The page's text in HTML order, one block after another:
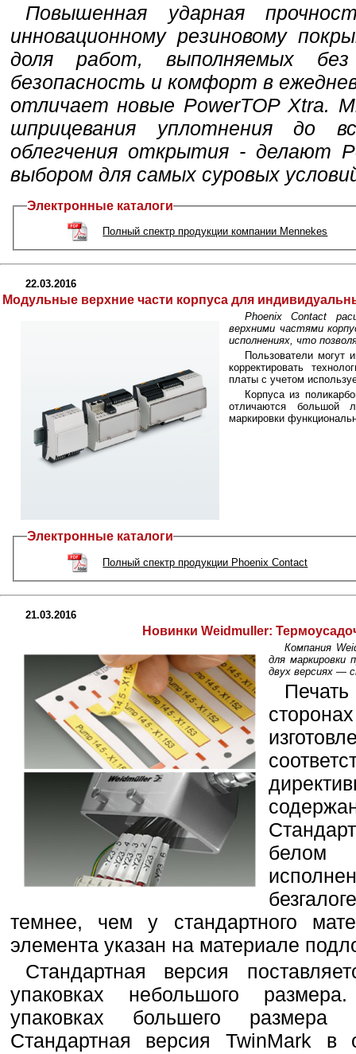
Повышенная ударная
инновационному резиновому
доля работ, выполняемых
безопасность и комфорт в
отличает новые PowerTOP Xtra.
шприцевания уплотнения до
облегчения открытия - делают
выбором для самых суровых
Электронные каталоги
Полный спектр продукции компании Mennekes
22.03.2016
Модульные верхние части корпуса для
Phoenix Contact
верхними частями
исполнениях, что
Пользователи могут
корректировать
платы с учетом
Корпуса из
отличаются большой
маркировки
Электронные каталоги
Полный спектр продукции Phoenix Contact
21.03.2016
Новинки Weidmuller:
Компания
для маркировки
двух версиях —
белом
темнее, чем у стандартного
элемента указан на материале
Стандартная версия
упаковках небольшого
упаковках большего размера
Стандартная версия TwinMark в